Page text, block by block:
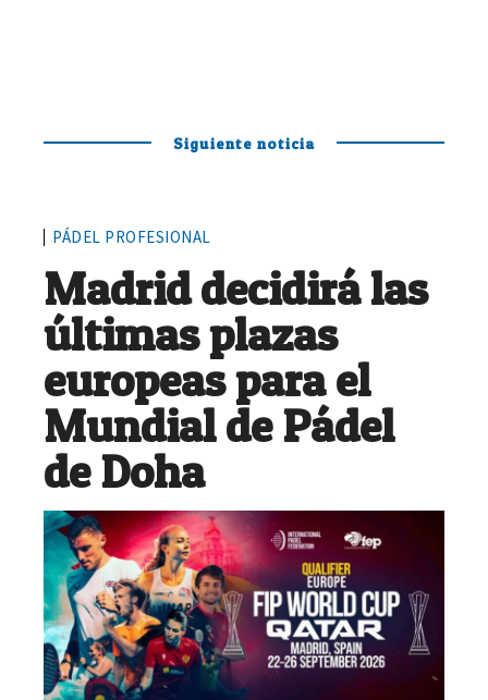
Siguiente noticia
PÁDEL PROFESIONAL
Madrid decidirá las
últimas plazas
europeas para el
Mundial de Pádel
de Doha